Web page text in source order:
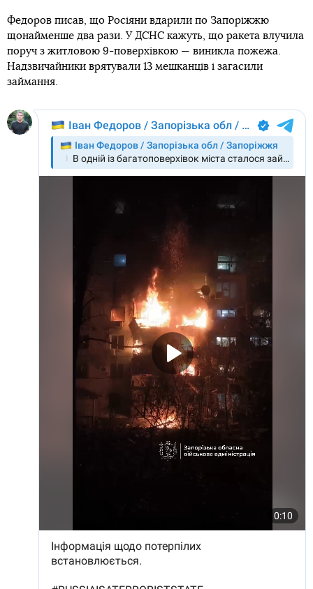
Федоров писав, що Росіяни вдарили по Запоріжжю
щонайменше два рази. У ДСНС кажуть, що ракета влучила
поруч з житловою 9-поверхівкою — виникла пожежа.
Надзвичайники врятували 13 мешканців і загасили
займання.